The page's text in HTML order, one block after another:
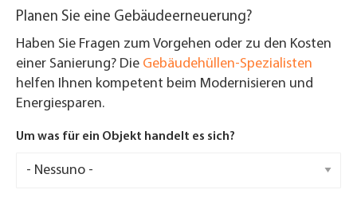
Planen Sie eine Gebäudeerneuerung?
Haben Sie Fragen zum Vorgehen oder zu den Kosten
einer Sanierung? Die Gebäudehüllen-Spezialisten
helfen Ihnen kompetent beim Modernisieren und
Energiesparen.
Um was für ein Objekt handelt es sich?